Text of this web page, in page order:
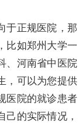
于正规医院，那
比如郑州大学一
、河南省中医院
，可以为您提供
医院的就诊患者
己的实际情况，